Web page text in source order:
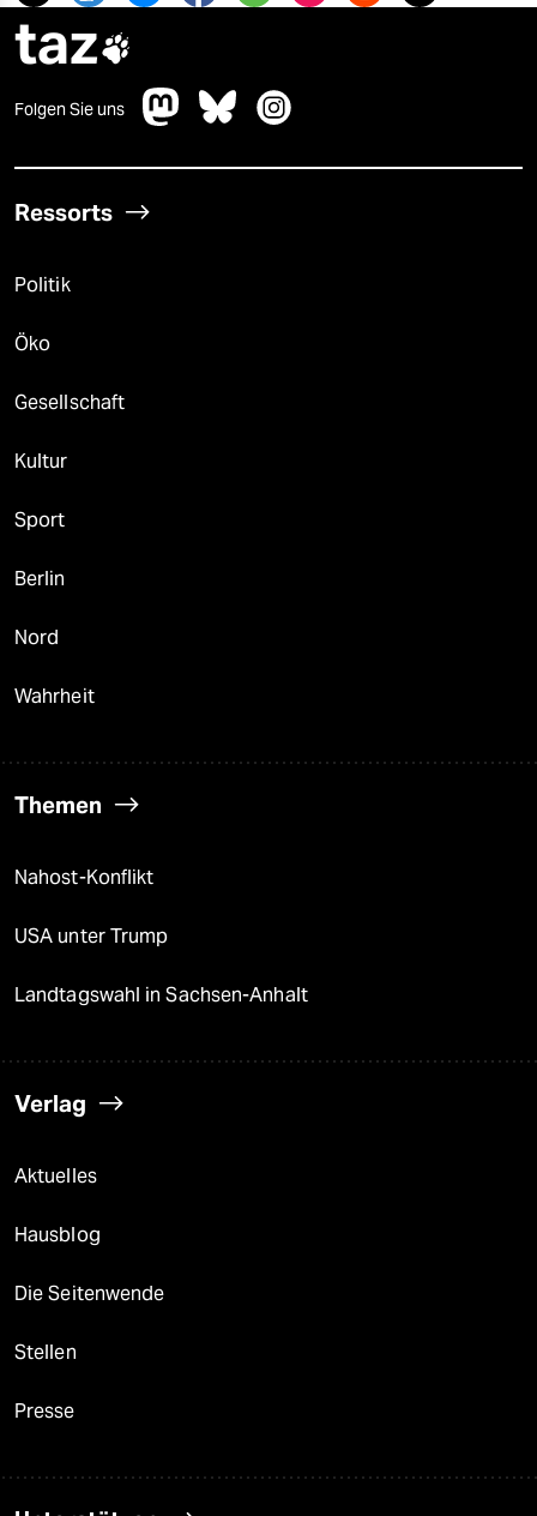
taz
Folgen Sie uns
Ressorts
Politik
Öko
Gesellschaft
Kultur
Sport
Berlin
Nord
Wahrheit
Themen
Nahost-Konflikt
USA unter Trump
Landtagswahl in Sachsen-Anhalt
Verlag
Aktuelles
Hausblog
Die Seitenwende
Stellen
Presse